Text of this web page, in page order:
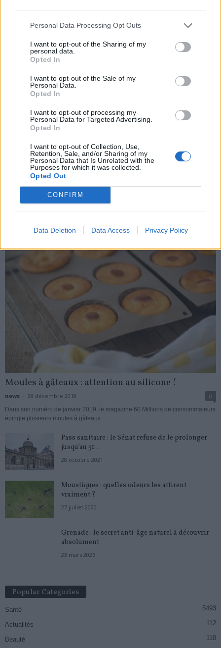
Personal Data Processing Opt Outs
I want to opt-out of the Sharing of my
personal data.
Opted In
I want to opt-out of the Sale of my
Personal Data.
Opted In
I want to opt-out of processing my
Personal Data for Targeted Advertising.
Opted In
I want to opt-out of Collection, Use,
Retention, Sale, and/or Sharing of my
Personal Data that Is Unrelated with the
Purposes for which it was collected.
Opted Out
CONFIRM
Data Deletion Data Access Privacy Policy
Paracétamol : non, vous ne devriez pas en prendre toutes les 4
16 octobre 2020
Insolation : les solutions express
Vaccin AstraZeneca : pas recommandé aux personnes de plus
4 février 2021
Cholestérol, hypertension, troubles du sommeil : les maladies
qui explosent à Noël
15 décembre 2020
Moules à gâteaux : attention au silicone !
news - 28 décembre 2018 0
Dans son numéro de janvier 2019, le magazine 60 Millions de consommateurs
épingle plusieurs moules à gâteaux ...
Pass sanitaire : le Sénat refuse de le prolonger
jusqu’au 31...
28 octobre 2021
Moustiques : quelles odeurs les attirent
vraiment ?
27 juillet 2020
Grenade : le secret anti-âge naturel à découvrir
absolument
23 mars 2026
Popular Categories
Santé 5493
Actualités 112
Beauté 110